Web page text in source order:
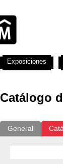
Catálogo
General
Exposiciones